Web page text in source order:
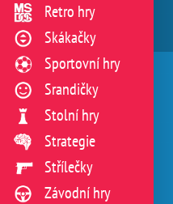
Retro hry
Skákačky
Sportovní hry
Srandičky
Stolní hry
Strategie
Střílečky
Závodní hry